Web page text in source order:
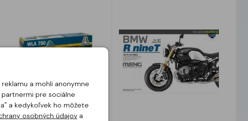
a mohli anonymne
pre sociálne
a kedykoľvek ho môžete
osobných údajov a